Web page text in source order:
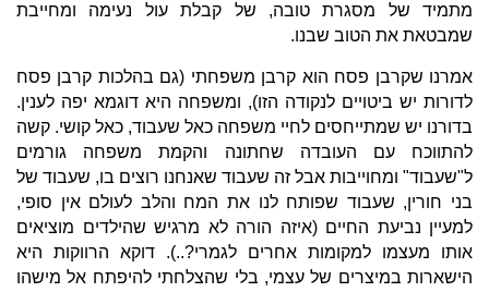
מתמיד של מסגרת טובה, של קבלת עול נעימה ומחייבת
שמבטאת את הטוב שבנו.
אמרנו שקרבן פסח הוא קרבן משפחתי (גם בהלכות קרבן פסח
לדורות יש ביטויים לנקודה הזו), ומשפחה היא דוגמא יפה לענין.
בדורנו יש שמתייחסים לחיי משפחה כאל שעבוד, כאל קושי. קשה
להתווכח עם העובדה שחתונה והקמת משפחה גורמים
ל"שעבוד" ומחוייבות אבל זה שעבוד שאנחנו רוצים בו, שעבוד של
בני חורין, שעבוד שפותח לנו את המח והלב לעולם אין סופי,
למעיין נביעת החיים (איזה הורה לא מרגיש שהילדים מוציאים
אותו מעצמו למקומות אחרים לגמרי?..). דוקא הרווקות היא
הישארות במיצרים של עצמי, בלי שהצלחתי להיפתח אל מישהו